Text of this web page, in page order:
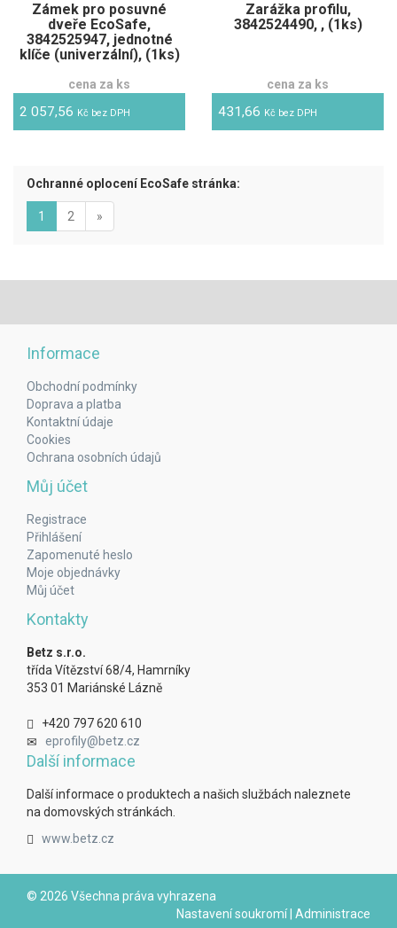
Zámek pro posuvné
dveře EcoSafe,
3842525947, jednotné
klíče (univerzální), (1ks)
cena za ks
2 057,56 Kč bez DPH
Zarážka profilu,
3842524490, , (1ks)
cena za ks
431,66 Kč bez DPH
Ochranné oplocení EcoSafe stránka:
1 (aktuální)
2 »
Informace
Obchodní podmínky
Doprava a platba
Kontaktní údaje
Cookies
Ochrana osobních údajů
Můj účet
Registrace
Přihlášení
Zapomenuté heslo
Moje objednávky
Můj účet
Kontakty
Betz s.r.o.
třída Vítězství 68/4, Hamrníky
353 01 Mariánské Lázně
+420 797 620 610
eprofily@betz.cz
Další informace
Další informace o produktech a našich službách naleznete
na domovských stránkách.
www.betz.cz
© 2026 Všechna práva vyhrazena
Nastavení soukromí| Administrace